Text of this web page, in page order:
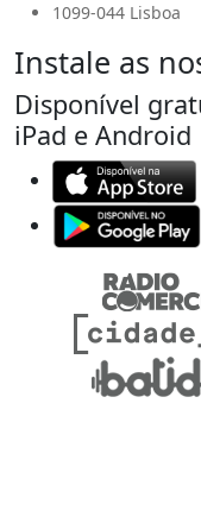
1099-044 Lisboa
Instale as
Disponível
iPad e Android